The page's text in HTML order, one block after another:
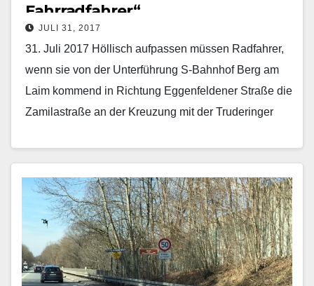
Fahrradfahrer“
JULI 31, 2017
31. Juli 2017 Höllisch aufpassen müssen Radfahrer,
wenn sie von der Unterführung S-Bahnhof Berg am
Laim kommend in Richtung Eggenfeldener Straße die
Zamilastraße an der Kreuzung mit der Truderinger
Mehr erfahren